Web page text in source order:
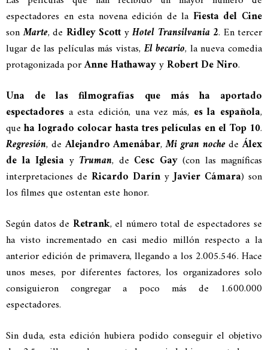
espectadores en esta novena edición de la Fiesta del Cine
sonMarte, de Ridley ScottyHotel Transilvania 2. En tercer
lugar de las películas más vistas, El becario, la nueva comedia
protagonizada porAnne HathawayyRobert De Niro.
Una de las filmografías que más ha aportado
espectadores a esta edición, una vez más, es la española,
queha logrado colocar hasta tres películas en el Top 10.
Regresión, deAlejandro Amenábar,Mi gran nochedeÁlex
de la Iglesia y Truman, de Cesc Gay(con las magníficas
interpretaciones de Ricardo DarínyJavier Cámara) son
los filmes que ostentan este honor.
Según datos de Retrank, el número total de espectadores se
ha visto incrementado en casi medio millón respecto a la
anterior edición de primavera, llegando a los 2.005.546. Hace
unos meses, por diferentes factores, los organizadores solo
consiguieron congregar a poco más de 1.600.000
espectadores.
Sin duda, esta edición hubiera podido conseguir el objetivo